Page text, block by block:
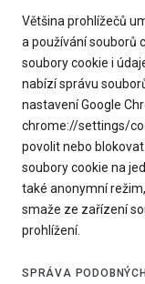
Většina prohlížečů
a používání souborů
soubory cookie i
nabízí správu
nastavení Google
chrome://settings/
povolit nebo
soubory cookie na
také anonymní
smaže ze zařízení
prohlížení.
SPRÁVA